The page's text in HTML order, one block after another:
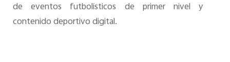
de eventos futbolísticos de primer nivel y
contenido deportivo digital.